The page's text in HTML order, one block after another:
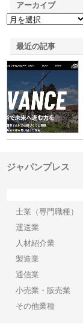
アーカイブ
最近の記事
ジャパンプレス
士業（専門職種）
運送業
人材紹介業
製造業
通信業
小売業・販売業
その他業種